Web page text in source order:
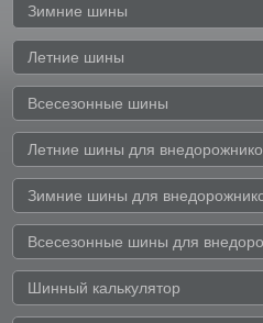
Зимние шины
Летние шины
Всесезонные шины
Летние шины для
Зимние шины для
Всесезонные шины для
Шинный калькулятор